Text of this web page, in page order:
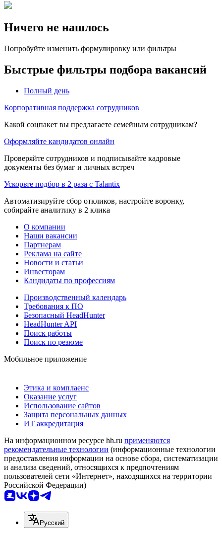
Ничего не нашлось
Попробуйте изменить формулировку или фильтры
Быстрые фильтры подбора вакансий
Полный день
Корпоративная поддержка сотрудников
Какой соцпакет вы предлагаете семейным сотрудникам?
Оформляйте кандидатов онлайн
Проверяйте сотрудников и подписывайте кадровые
документы без бумаг и личных встреч
Ускорьте подбор в 2 раза с Talantix
Автоматизируйте сбор откликов, настройте воронку,
собирайте аналитику в 2 клика
О компании
Наши вакансии
Партнерам
Реклама на сайте
Новости и статьи
Инвесторам
Кандидаты по профессиям
Производственный календарь
Требования к ПО
Безопасный HeadHunter
HeadHunter API
Поиск работы
Поиск по резюме
Мобильное приложение
Этика и комплаенс
Оказание услуг
Использование сайтов
Защита персональных данных
ИТ аккредитация
На информационном ресурсе hh.ru применяются
рекомендательные технологии (информационные технологии
предоставления информации на основе сбора, систематизации
и анализа сведений, относящихся к предпочтениям
пользователей сети «Интернет», находящихся на территории
Российской Федерации)
Русский